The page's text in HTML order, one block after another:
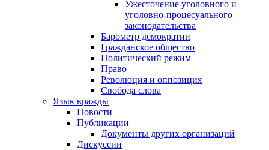
Ужесточение уголовного и
уголовно-процесуального
законодательства
Барометр демократии
Гражданское общество
Политический режим
Право
Революция и оппозиция
Свобода слова
Язык вражды
Новости
Публикации
Документы других организаций
Дискуссии